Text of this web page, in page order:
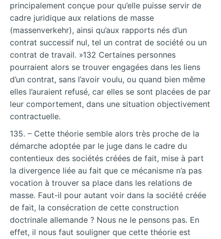
principalement conçue pour qu’elle puisse servir de
cadre juridique aux relations de masse
(massenverkehr), ainsi qu’aux rapports nés d’un
contrat successif nul, tel un contrat de société ou un
contrat de travail. »132 Certaines personnes
pourraient alors se trouver engagées dans les liens
d’un contrat, sans l’avoir voulu, ou quand bien même
elles l’auraient refusé, car elles se sont placées de par
leur comportement, dans une situation objectivement
contractuelle.
135. – Cette théorie semble alors très proche de la
démarche adoptée par le juge dans le cadre du
contentieux des sociétés créées de fait, mise à part
la divergence liée au fait que ce mécanisme n’a pas
vocation à trouver sa place dans les relations de
masse. Faut-il pour autant voir dans la société créée
de fait, la consécration de cette construction
doctrinale allemande ? Nous ne le pensons pas. En
effet, il nous faut souligner que cette théorie est